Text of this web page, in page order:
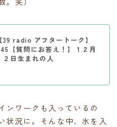
【39 radio アフタートーク】
【質問にお答え！】１２月
２日生まれの人
ンワークも入っているの
状況に。そんな中、水を入